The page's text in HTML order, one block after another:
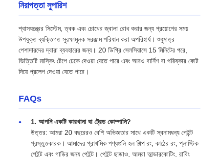
নিরাপত্তা সুপারিশ
শ্বাসযন্ত্রের সিস্টেম, ত্বক এবং চোখের জ্বালা রোধ করার জন্য প্রয়োগের সময়
উপযুক্ত ব্যক্তিগত সুরক্ষামূলক সরঞ্জাম পরিধান করা অপরিহার্য। শুধুমাত্র
পেশাদারদের দ্বারা ব্যবহারের জন্য। 20 ডিগ্রি সেলসিয়াসে 15 মিনিটের পরে,
ভিত্তিটি মাস্কিং টেপে ঢেকে দেওয়া যেতে পারে এবং আরও বার্নিশ বা পরিষ্কার কোট
দিয়ে প্রলেপ দেওয়া যেতে পারে।
FAQs
1. আপনি একটি কারখানা বা ট্রেড কোম্পানি?
উত্তর: আমরা 20 বছরেরও বেশি অভিজ্ঞতার সাথে একটি স্বনামধন্য পেইন্ট
প্রস্তুতকারক। আমাদের প্রাথমিক পণ্যগুলি হল শিল্প রং, কাঠের রং, প্লাস্টিক
পেইন্ট এবং গাড়ির জন্য পেইন্ট। পেইন্ট ছাড়াও, আমরা আন্ডারকোটিং, রাবিং